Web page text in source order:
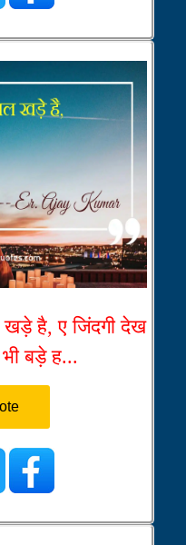
खड़े है, ए जिंदगी देख
बड़े ह...